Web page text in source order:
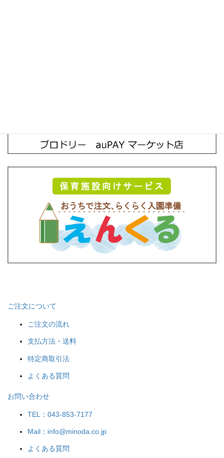
ご注文について
ご注文の流れ
支払方法・送料
特定商取引法
よくある質問
お問い合わせ
TEL：043-853-7177
Mail：info@minoda.co.jp
よくある質問